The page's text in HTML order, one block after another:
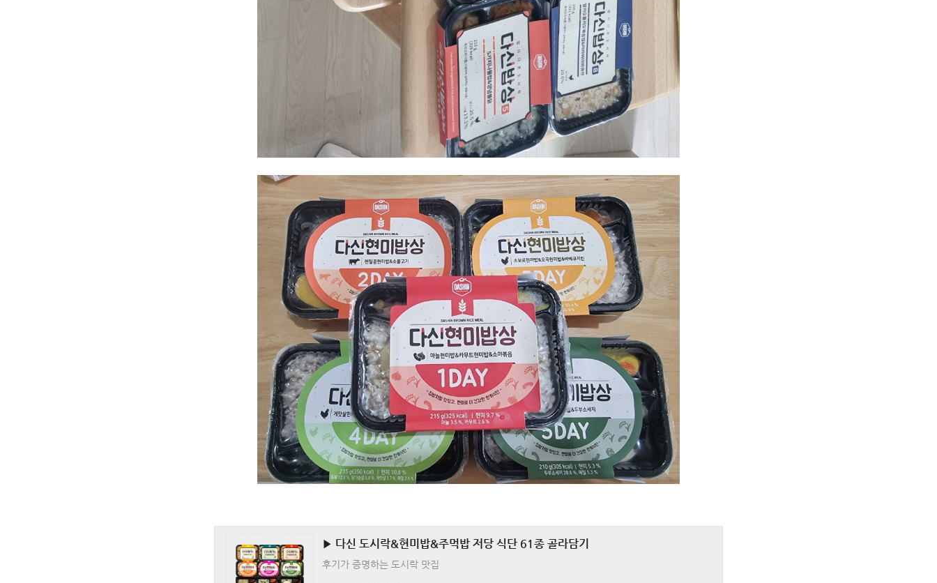
▶ 다신 도시락&현미밥&주먹밥 저당 식단 61종 골라담기
후기가 증명하는 도시락 맛집